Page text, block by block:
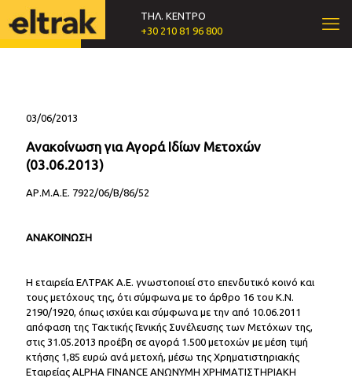
ΤΗΛ. ΚΕΝΤΡΟ
+30 210 81 96 800
03/06/2013
Ανακοίνωση για Αγορά Ιδίων Μετοχών
(03.06.2013)
ΑΡ.Μ.Α.Ε. 7922/06/Β/86/52
ΑΝΑΚΟΙΝΩΣΗ
Η εταιρεία ΕΛΤΡΑΚ Α.Ε. γνωστοποιεί στο επενδυτικό κοινό και
τους μετόχους της, ότι σύμφωνα με το άρθρο 16 του Κ.Ν.
2190/1920, όπως ισχύει και σύμφωνα με την από 10.06.2011
απόφαση της Τακτικής Γενικής Συνέλευσης των Μετόχων της,
στις 31.05.2013 προέβη σε αγορά 1.500 μετοχών με μέση τιμή
κτήσης 1,85 ευρώ ανά μετοχή, μέσω της Χρηματιστηριακής
Εταιρείας ALPHA FINANCE ΑΝΩΝΥΜΗ ΧΡΗΜΑΤΙΣΤΗΡΙΑΚΗ